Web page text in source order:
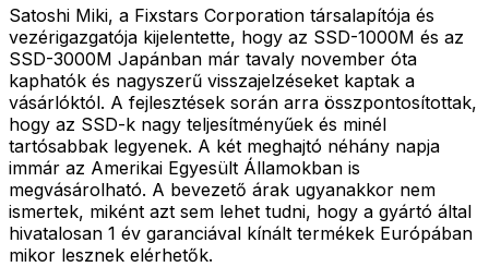
Satoshi Miki, a Fixstars Corporation társalapítója és
vezérigazgatója kijelentette, hogy az SSD-1000M és az
SSD-3000M Japánban már tavaly november óta
kaphatók és nagyszerű visszajelzéseket kaptak a
vásárlóktól. A fejlesztések során arra összpontosítottak,
hogy az SSD-k nagy teljesítményűek és minél
tartósabbak legyenek. A két meghajtó néhány napja
immár az Amerikai Egyesült Államokban is
megvásárolható. A bevezető árak ugyanakkor nem
ismertek, miként azt sem lehet tudni, hogy a gyártó által
hivatalosan 1 év garanciával kínált termékek Európában
mikor lesznek elérhetők.